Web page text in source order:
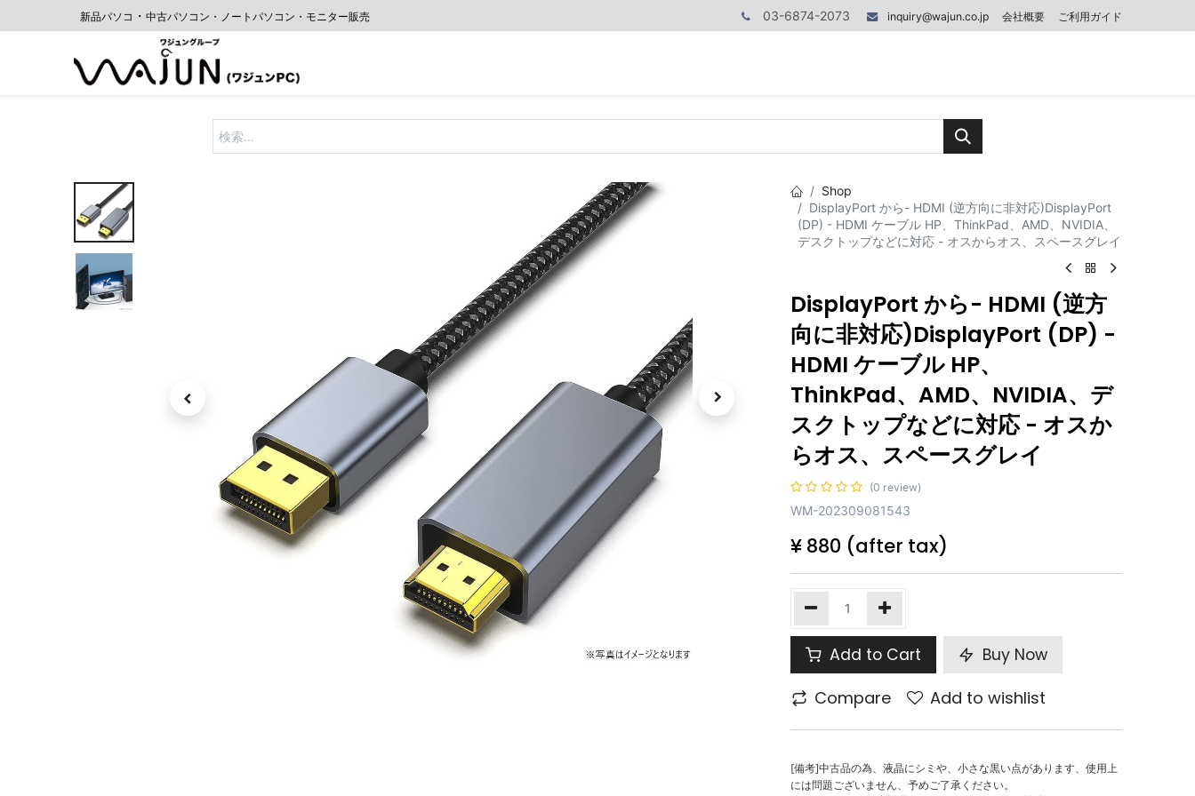
新品パソコ ・ 中古パソコン・ノートパソコン・モニター販売 03-6874-2073 inquiry@wajun.co.jp 会社概要 ご利用ガイド
Shop
DisplayPort から- HDMI (逆方向に非対応)DisplayPort
(DP) - HDMI ケーブル HP、ThinkPad、AMD、NVIDIA、
デスクトップなどに対応 - オスからオス、スペースグレイ
DisplayPort から- HDMI (逆方
向に非対応)DisplayPort (DP) -
HDMI ケーブル HP、
ThinkPad、AMD、NVIDIA、デ
スクトップなどに対応 - オスか
らオス、スペースグレイ
(0 review)
WM-202309081543
¥ 880 (after tax)
Add to Cart Buy Now
Compare Add to wishlist
[備考]中古品の為、液晶にシミや、小さな黒い点があります、使用上
には問題ございません、予めご了承ください。